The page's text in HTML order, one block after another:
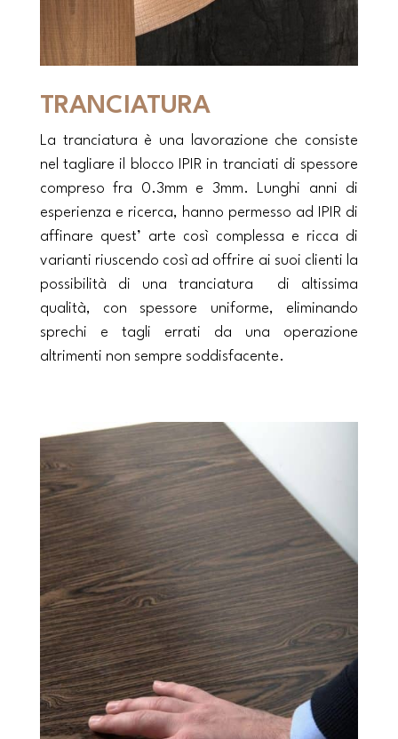
TRANCIATURA
La tranciatura è una lavorazione che consiste
nel tagliare il blocco IPIR in tranciati di spessore
compreso fra 0.3mm e 3mm. Lunghi anni di
esperienza e ricerca, hanno permesso ad IPIR di
affinare quest’ arte così complessa e ricca di
varianti riuscendo così ad offrire ai suoi clienti la
possibilità di una tranciatura di altissima
qualità, con spessore uniforme, eliminando
sprechi e tagli errati da una operazione
altrimenti non sempre soddisfacente.